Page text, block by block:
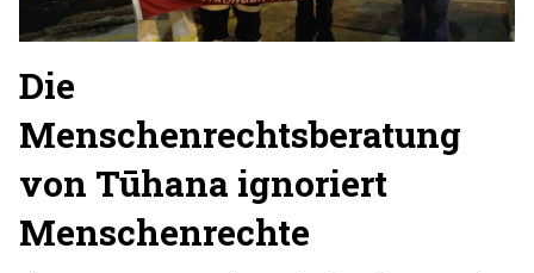
Die
Menschenrechtsberatung
von Tūhana ignoriert
Menschenrechte